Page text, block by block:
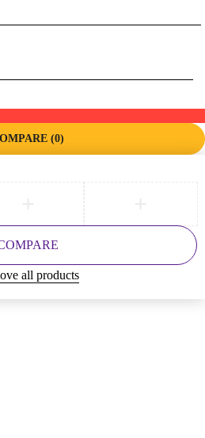
(0)
all products